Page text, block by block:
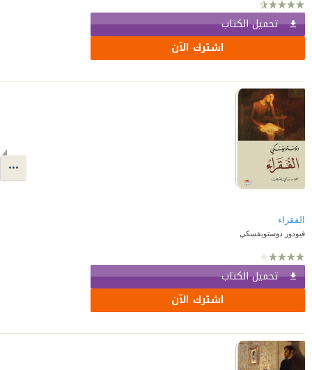
تحميل الكتاب
اشترك الآن
الفقراء
فيودور دوستويفسكي
تحميل الكتاب
اشترك الآن